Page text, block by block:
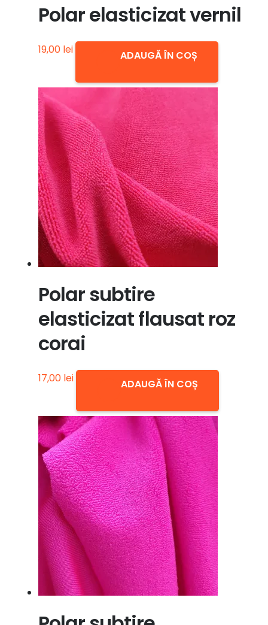
Polar elasticizat vernil
19,00 lei ADAUGĂ ÎN COȘ
Polar subtire
elasticizat flausat roz
corai
17,00 lei ADAUGĂ ÎN COȘ